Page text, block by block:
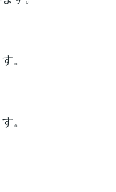
。
。